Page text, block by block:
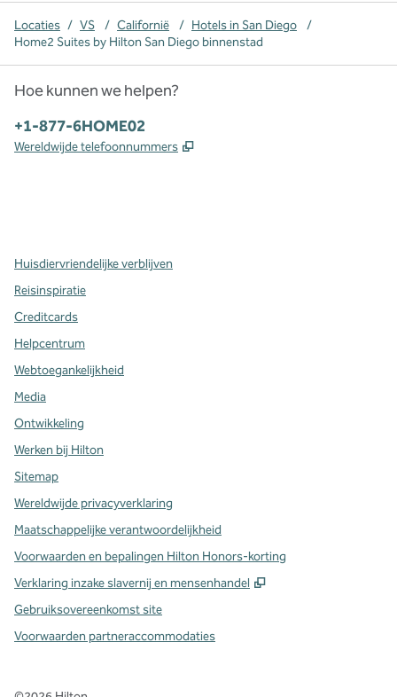
Locaties / VS / Californië / Hotels in San Diego
/
Home2 Suites by Hilton San Diego binnenstad
Hoe kunnen we helpen?
Telefoon:
+1-877-6HOME02
Wereldwijde telefoonnummers ,
Huisdiervriendelijke verblijven
Reisinspiratie
Creditcards
Helpcentrum
Webtoegankelijkheid
Media
Ontwikkeling
Werken bij Hilton
Sitemap
Wereldwijde privacyverklaring
Maatschappelijke verantwoordelijkheid
Voorwaarden en bepalingen Hilton Honors-korting
Verklaring inzake slavernij en mensenhandel
,
Gebruiksovereenkomst site
Voorwaarden partneraccommodaties